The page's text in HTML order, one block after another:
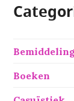
Boeken